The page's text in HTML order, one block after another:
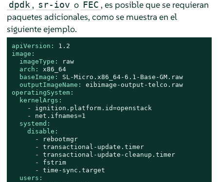
dpdk , sr-iov o FEC , es posible que se requieran
paquetes adicionales, como se muestra en el
siguiente ejemplo.
apiVersion:
1.2
image:
imageType:
raw
arch:
x86_64
baseImage:
SL-Micro.x86_64-6.1-Base-GM.raw
outputImageName:
eibimage-output-telco.raw
operatingSystem:
kernelArgs:
-
ignition.platform.id=openstack
-
net.ifnames=1
systemd:
disable:
-
rebootmgr
-
transactional-update.timer
-
transactional-update-cleanup.timer
-
fstrim
-
time-sync.target
users: